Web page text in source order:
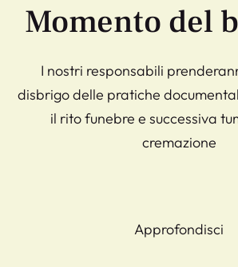
Momento del
I nostri responsabili
disbrigo delle pratiche
il rito funebre e successiva
cremazione
Approfondisci